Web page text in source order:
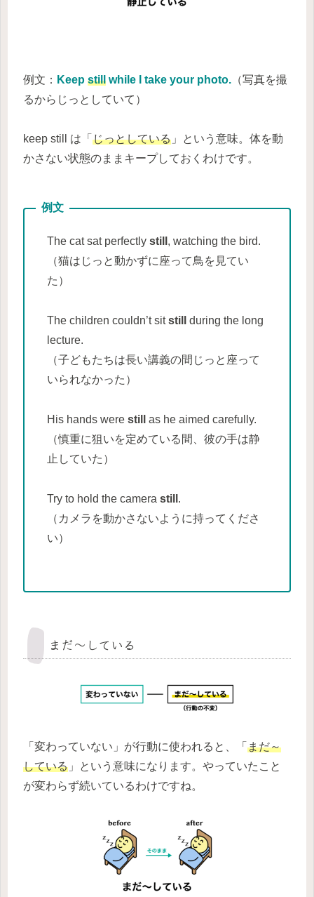
例文： Keep still while I take your photo. （写真を撮
るからじっとしていて）
keep still は「 じっとしている 」という意味。体を動
かさない状態のままキープしておくわけです。
The cat sat perfectly still , watching the bird.
（猫はじっと動かずに座って鳥を見てい
た）
The children couldn’t sitstill
during the long
lecture.
（子どもたちは長い講義の間じっと座って
いられなかった）
His hands were still
as he aimed carefully.
（慎重に狙いを定めている間、彼の手は静
止していた）
Try to hold the camera still .
（カメラを動かさないように持ってくださ
い）
まだ～している
「変わっていない」が行動に使われると、「 まだ～
している 」という意味になります。やっていたこと
が変わらず続いているわけですね。